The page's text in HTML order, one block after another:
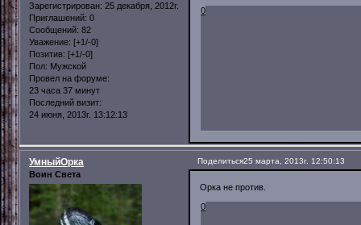
Зарегистрирован: 25 декабря, 2012г.
Приглашений: 0
Сообщений: 82
Уважение: [+1/-0]
Позитив: [+1/-0]
Пол: Мужской
Провел на форуме:
23 часа 37 минут
Последний визит:
24 июня, 2013г. 13:12:13
0
Поделиться25 марта, 2013г. 12:50:13
УмныйОрка
Воин Света
Орка не против.
0